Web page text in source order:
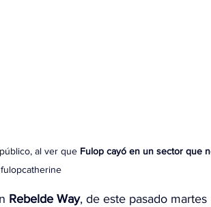
al ver que Fulop cayó en un sector que
Rebelde Way, de este pasado martes